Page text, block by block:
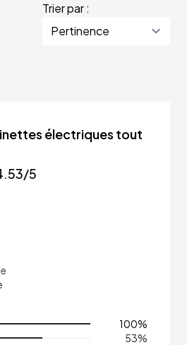
Trier par :
électriques tout
/5
100%
53%